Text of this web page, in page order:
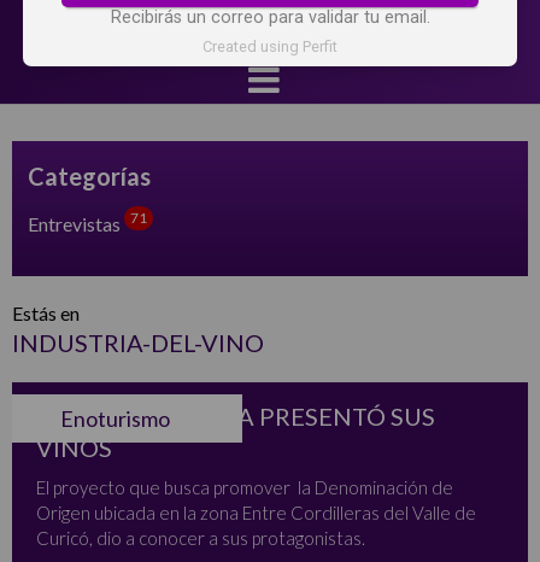
Estás en
INDUSTRIA-DEL-VINO
Enoturismo
SAGRADA FAMILIA PRESENTÓ SUS
VINOS
El proyecto que busca promover la Denominación de
Origen ubicada en la zona Entre Cordilleras del Valle de
Curicó, dio a conocer a sus protagonistas.
Categorías
Entrevistas 71
Recibirás un correo para validar tu email.
Created using Perfit